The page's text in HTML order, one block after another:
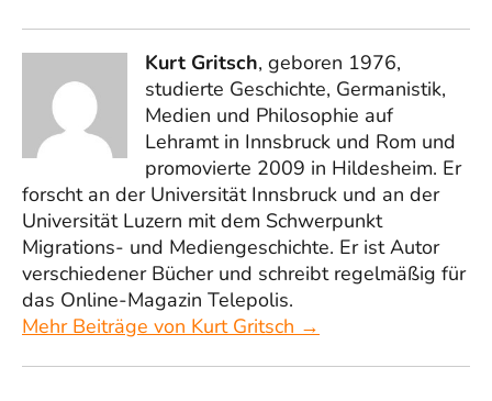
Kurt Gritsch, geboren 1976,
studierte Geschichte, Germanistik,
Medien und Philosophie auf
Lehramt in Innsbruck und Rom und
promovierte 2009 in Hildesheim. Er
forscht an der Universität Innsbruck und an der
Universität Luzern mit dem Schwerpunkt
Migrations- und Mediengeschichte. Er ist Autor
verschiedener Bücher und schreibt regelmäßig für
das Online-Magazin Telepolis.
Mehr Beiträge von Kurt Gritsch →